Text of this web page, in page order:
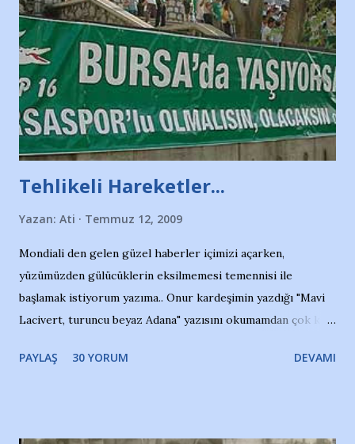
Tehlikeli Hareketler...
Yazan: Ati Temmuz 12, 2009
Mondiali den gelen güzel haberler içimizi açarken,
yüzümüzden gülücüklerin eksilmemesi temennisi ile
başlamak istiyorum yazıma.. Onur kardeşimin yazdığı "Mavi
Lacivert, turuncu beyaz Adana" yazısını okumamdan çok kısa
irkildim.. "Bursasporlu taraftarlar, İstanbul takımlarının
PAYLAŞ 30 YORUM DEVAMI